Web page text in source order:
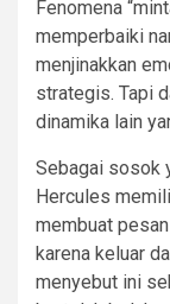
Fenomena
memperbaiki
menjinakkan
strategis. Tapi
dinamika lain
Sebagai sosok
Hercules
membuat
karena keluar
menyebut ini